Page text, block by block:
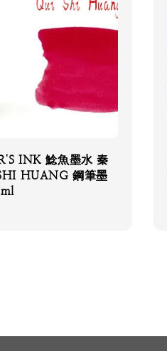
INK 鯰魚墨水 秦
HUANG 鋼筆墨